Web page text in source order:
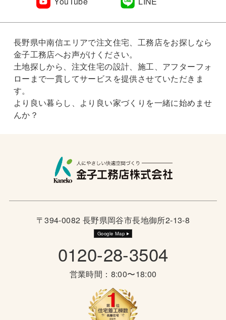
長野県中南信エリアで注文住宅、工務店をお探しなら
金子工務店へお声がけください。
土地探しから、注文住宅の設計、施工、アフターフォ
ローまで一貫してサービスを提供させていただきま
す。
より良い暮らし、より良い家づくりを一緒に始めませ
んか？
〒394-0082 長野県岡谷市長地御所2-13-8
Google Map
0120-28-3504
営業時間：8:00〜18:00